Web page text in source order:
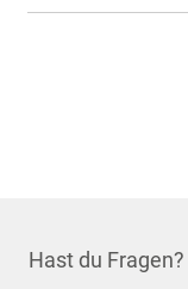
Hast du Fragen?